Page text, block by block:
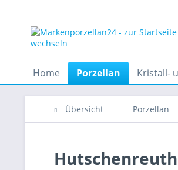
Home Porzellan Kristall-
Übersicht Porzellan